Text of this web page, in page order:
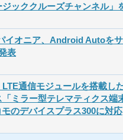
ジッククルーズチャンネル」
イオニア、Android Autoを
表
通信モジュールを搭載し
「ミラー型テレマティクス端
のデバイスプラス300に対応